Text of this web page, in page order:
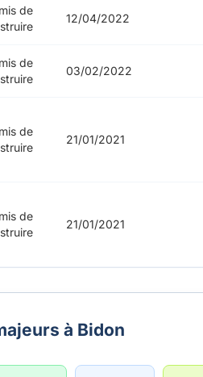
de
12/04/2022
de
03/02/2022
de
21/01/2021
de
21/01/2021
à Bidon